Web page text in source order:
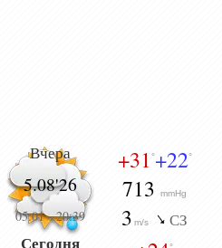
Вчера
5.08'26
05:01-20:39
+31°+22°
713mmHg
3 m/s СЗ
Сегодня